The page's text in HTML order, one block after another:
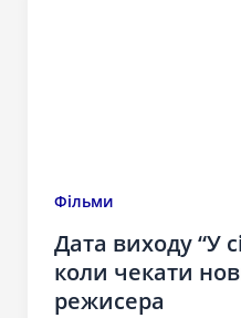
Фільми
Дата виходу “У
коли чекати
режисера